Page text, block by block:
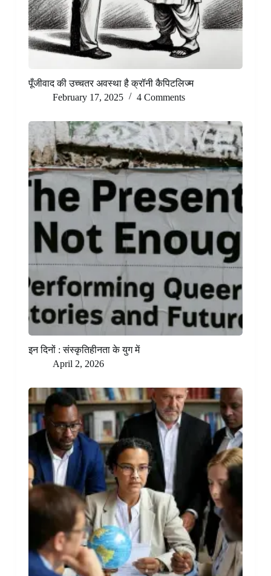
पूँजीवाद की उच्चतर अवस्था है क्रॉनी कैपिटलिज्म
February 17, 2025
4 Comments
इन दिनों : संस्कृतिहीनता के युग में
April 2, 2026